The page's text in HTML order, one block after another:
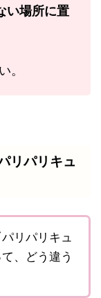
い場所に置
。
リパリキュ
リパリキュ
、どう違う